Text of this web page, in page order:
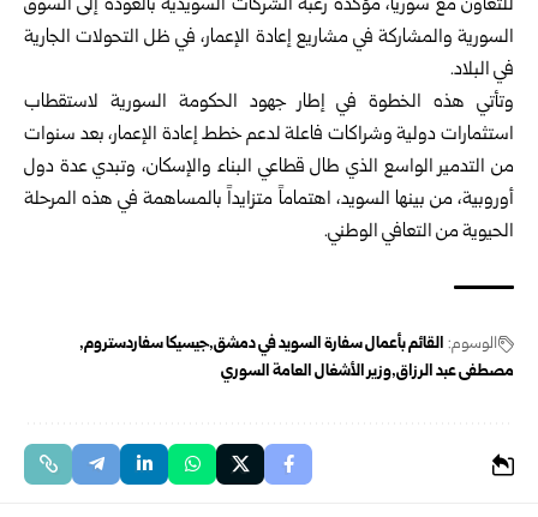
للتعاون مع سوريا، مؤكدة رغبة الشركات السويدية بالعودة إلى السوق
السورية والمشاركة في مشاريع إعادة الإعمار، في ظل التحولات الجارية
في البلاد.
وتأتي هذه الخطوة في إطار جهود الحكومة السورية لاستقطاب
استثمارات دولية وشراكات فاعلة لدعم خطط إعادة الإعمار، بعد سنوات
من التدمير الواسع الذي طال قطاعي البناء والإسكان، وتبدي عدة دول
أوروبية، من بينها السويد، اهتماماً متزايداً بالمساهمة في هذه المرحلة
الحيوية من التعافي الوطني.
الوسوم: القائم بأعمال سفارة السويد في دمشق جيسيكا سفاردستروم
مصطفى عبد الرزاق وزير الأشغال العامة السوري